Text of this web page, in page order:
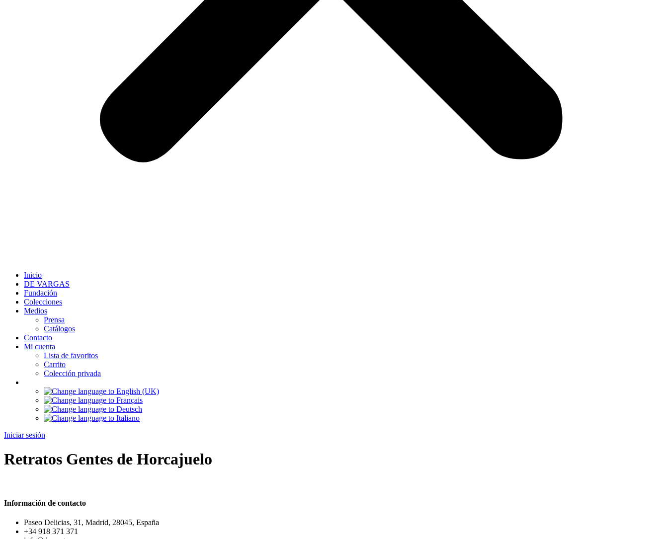
Inicio
DE VARGAS
Fundación
Colecciones
Medios
Prensa
Catálogos
Contacto
Mi cuenta
Lista de favoritos
Carrito
Colección privada
Iniciar sesión
Retratos Gentes de Horcajuelo
Información de contacto
Paseo Delicias, 31, Madrid, 28045, España
+34 918 371 371